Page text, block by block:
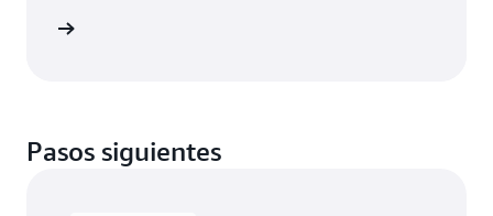
Pasos siguientes